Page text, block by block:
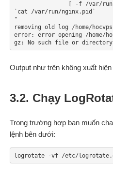
`cat /var/run/nginx.pid`
"
removing old log /home/
error: error opening /home/
gz: No such file or directory
Output như trên không xuất
3.2. Chạy
Trong trường hợp bạn muốn
lệnh bên dưới:
logrotate -vf /etc/